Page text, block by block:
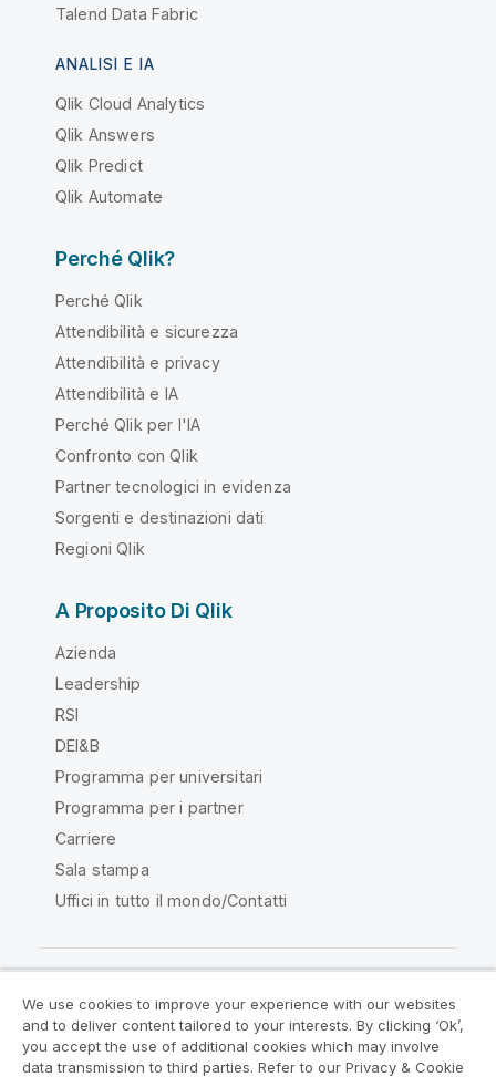
Talend Data Fabric
ANALISI E IA
Qlik Cloud Analytics
Qlik Answers
Qlik Predict
Qlik Automate
Perché Qlik?
Perché Qlik
Attendibilità e sicurezza
Attendibilità e privacy
Attendibilità e IA
Perché Qlik per l'IA
Confronto con Qlik
Partner tecnologici in evidenza
Sorgenti e destinazioni dati
Regioni Qlik
A Proposito Di Qlik
Azienda
Leadership
RSI
DEI&B
Programma per universitari
Programma per i partner
Carriere
Sala stampa
Uffici in tutto il mondo/Contatti
Qlik Community
Contratti Termini del prodotto
We use cookies to improve your experience with our websites
and to deliver content tailored to your interests. By clicking ‘Ok’,
you accept the use of additional cookies which may involve
data transmission to third parties. Refer to our Privacy & Cookie